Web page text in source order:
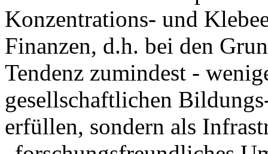
Konzentrations- und
Finanzen, d.h. bei den
Tendenz zumindest -
gesellschaftlichen
erfüllen, sondern als